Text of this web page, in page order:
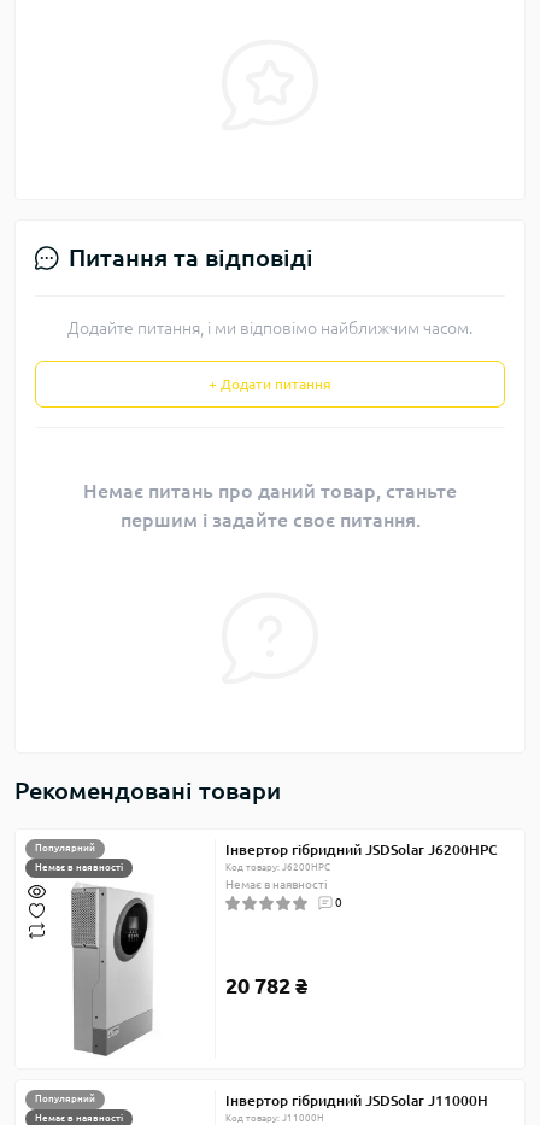
Питання та відповіді
Додайте питання, і ми відповімо найближчим часом.
+ Додати питання
Немає питань про даний товар, станьте
першим і задайте своє питання.
Рекомендовані товари
Популярний
Немає в наявності
Інвертор гібридний JSDSolar J6200HPC
Код товару: J6200HPC
Немає в наявності
0
20 782 ₴
Популярний
Немає в наявності
Інвертор гібридний JSDSolar J11000H
Код товару: J11000H